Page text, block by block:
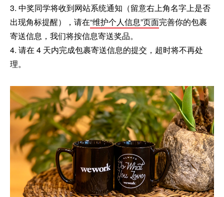
3. 中奖同学将收到网站系统通知（留意右上角名字上是否
出现角标提醒），请在“维护个人信息”页面完善你的包裹
寄送信息，我们将按信息寄送奖品。
4. 请在 4 天内完成包裹寄送信息的提交，超时将不再处
理。